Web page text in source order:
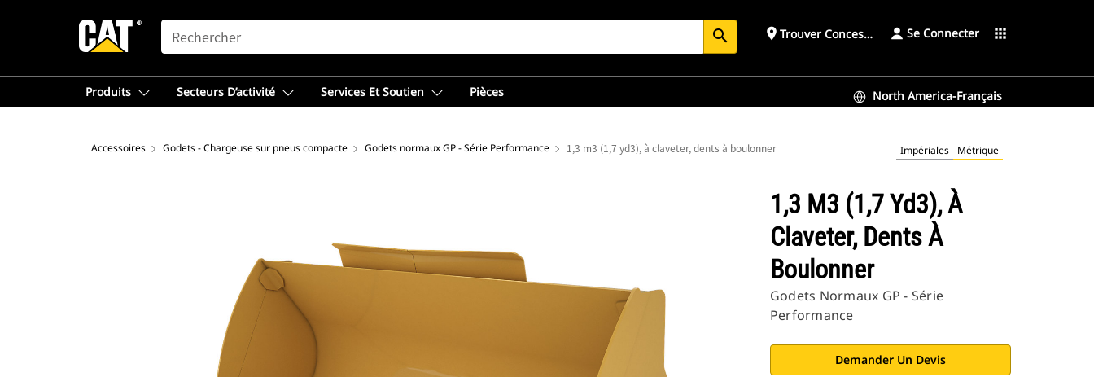
SEARCH search place Trouver ConcessionnaireSe Connecter apps
Produits Secteurs D’activité Services Et Soutien Pièces North America-Français
Accessoires Godets - Chargeuse sur pneus compacte Godets normaux GP - Série Performance 1,3 m3 (1,7 yd3), à claveter, dents à boulonner Impériales Métrique
1,3 M3 (1,7 Yd3), À
Claveter, Dents À
Boulonner
Godets Normaux GP - Série
Performance
Demander Un Devis